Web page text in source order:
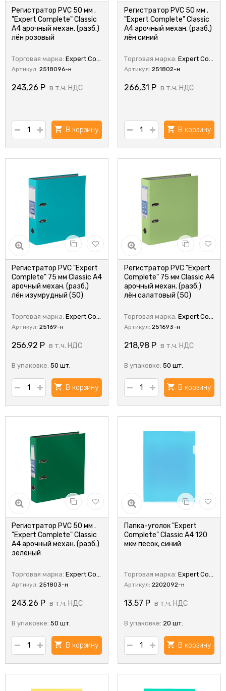
Регистратор PVC 50 мм .
"Expert Complete" Classic
A4 арочный механ. (разб.)
лён розовый
Торговая марка: Expert Complete
Артикул: 2518096-н
243,26 Р в т.ч. НДС
В корзину
Регистратор PVC 50 мм .
"Expert Complete" Classic
A4 арочный механ. (разб.)
лён синий
Торговая марка: Expert Complete
Артикул: 251802-н
266,31 Р в т.ч. НДС
В корзину
Регистратор PVC "Expert
Complete" 75 мм Classic A4
арочный механ. (разб.)
лён изумрудный (50)
Торговая марка: Expert Complete
Артикул: 25169-н
256,92 Р в т.ч. НДС
В упаковке: 50 шт.
В корзину
Регистратор PVC "Expert
Complete" 75 мм Classic A4
арочный механ. (разб.)
лён салатовый (50)
Торговая марка: Expert Complete
Артикул: 251693-н
218,98 Р в т.ч. НДС
В упаковке: 50 шт.
В корзину
Регистратор PVC 50 мм .
"Expert Complete" Classic
A4 арочный механ. (разб.)
зеленый
Торговая марка: Expert Complete
Артикул: 251803-н
243,26 Р в т.ч. НДС
В упаковке: 50 шт.
В корзину
Папка-уголок "Expert
Complete" Classic A4 120
мкм песок, синий
Торговая марка: Expert Complete
Артикул: 2202092-н
13,57 Р в т.ч. НДС
В упаковке: 20 шт.
В корзину